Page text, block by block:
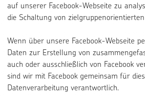
auf unserer Facebook-Webseite zu
die Schaltung von
Wenn über unsere Facebook-Webseite
Daten zur Erstellung von
auch oder ausschließlich von Facebook
sind wir mit Facebook gemeinsam für
Datenverarbeitung verantwortlich.